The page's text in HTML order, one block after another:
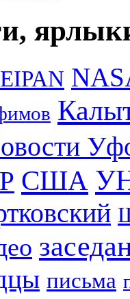
США
письма